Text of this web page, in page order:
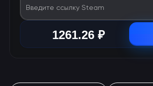
Введите ссылку Steam
1261.26 ₽